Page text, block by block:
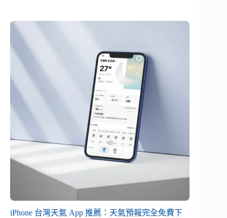
iPhone 台灣天氣 App 推薦：天氣預報完全免費下